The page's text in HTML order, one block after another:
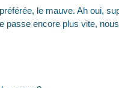
le mauve. Ah oui,
passe encore plus vite,